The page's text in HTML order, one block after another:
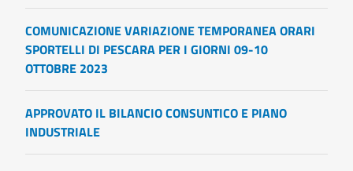
COMUNICAZIONE VARIAZIONE TEMPORANEA ORARI
SPORTELLI DI PESCARA PER I GIORNI 09-10
OTTOBRE 2023
APPROVATO IL BILANCIO CONSUNTICO E PIANO
INDUSTRIALE